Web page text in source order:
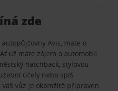
zde
Avis, máte o
už máte zájem o automobil
hatchback, stylovou
účely nebo spíš
vůz je okamžitě připraven